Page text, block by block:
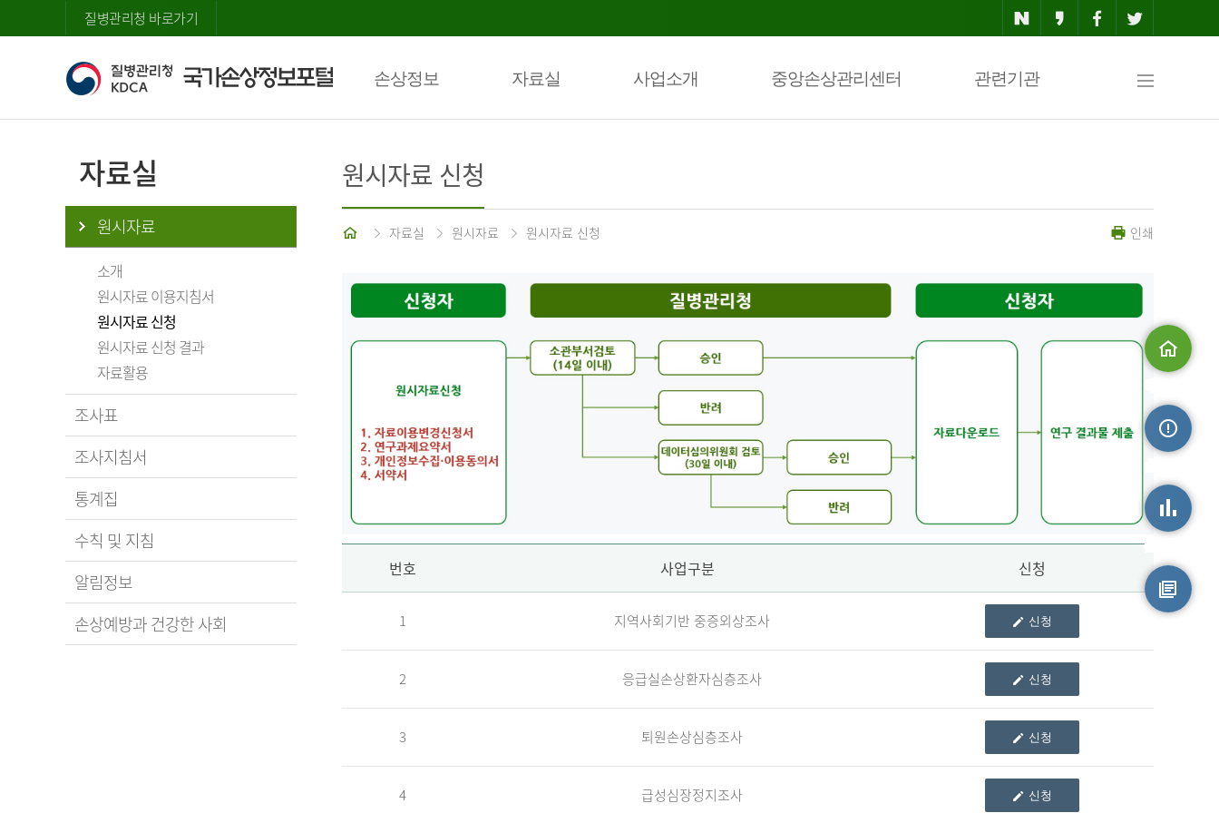
질병관리청 바로가기
손상정보 자료실 사업소개 중앙손상관리센터 관련기관
맵
자료실
원시자료
소개
원시자료 이용지침서
원시자료 신청
원시자료 신청 결과
자료활용
조사표
조사지침서
통계집
수칙 및 지침
알림정보
손상예방과 건강한 사회
원시자료 신청
홈 자료실 원시자료 원시자료 신청 인쇄
자
청
번호 사업구분 신청
1 지역사회기반 중증외상조사 신청
2 응급실손상환자심층조사 신청
3 퇴원손상심층조사 신청
4 급성심장정지조사 신청